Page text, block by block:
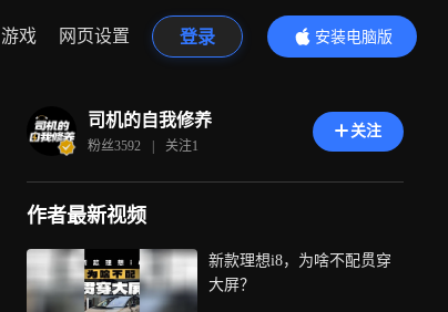
游戏 网页设置 登录
安装电脑版
内容更精彩
司机的自我修养
粉丝3592 | 关注1
关注
作者最新视频
新款理想i8，为啥不配贯穿
大屏？